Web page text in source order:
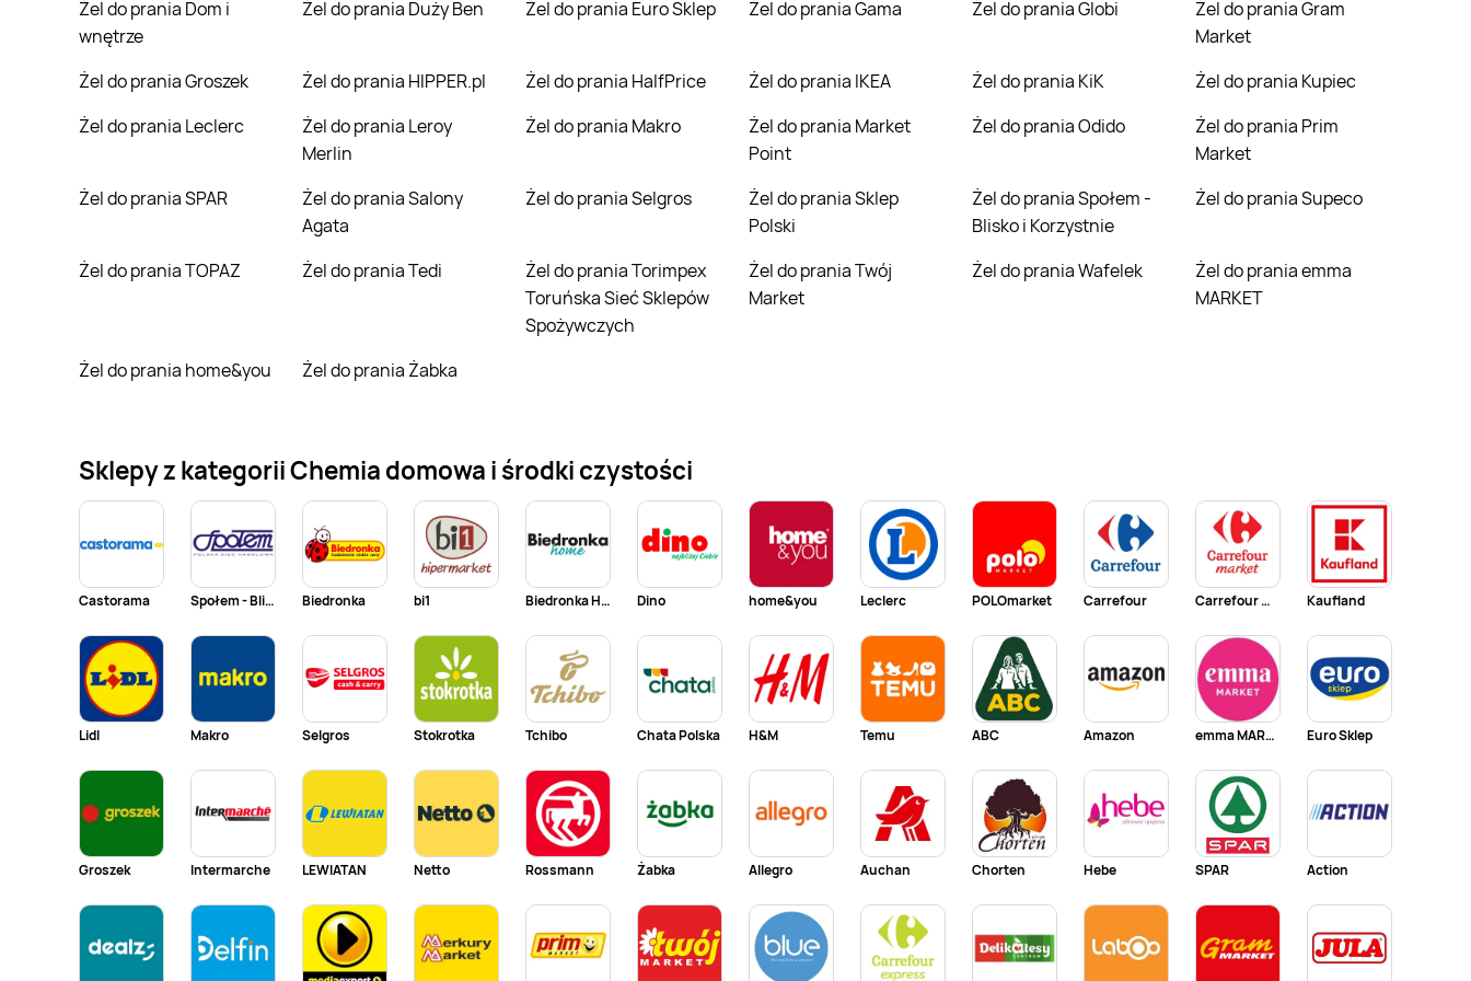
Żel do prania Dom i
wnętrze
Żel do prania Duży Ben Żel do prania Euro Sklep Żel do prania Gama Żel do prania Globi
Żel do prania Gram
Market
Żel do prania Groszek
Żel do prania HIPPER.pl Żel do prania HalfPrice Żel do prania IKEA Żel do prania KiK
Żel do prania Kupiec
Żel do prania Leclerc
Żel do prania Leroy
Merlin
Żel do prania Makro
Żel do prania Market
Point
Żel do prania Odido
Żel do prania Prim
Market
Żel do prania SPAR
Żel do prania Salony
Agata
Żel do prania Selgros
Żel do prania Sklep
Polski
Żel do prania Społem -
Blisko i Korzystnie
Żel do prania Supeco
Żel do prania TOPAZ Żel do prania Tedi
Żel do prania Torimpex
Toruńska Sieć Sklepów
Spożywczych
Żel do prania Twój
Market
Żel do prania Wafelek
Żel do prania emma
MARKET
Żel do prania home&you Żel do prania Żabka
Sklepy z kategorii Chemia domowa i środki czystości
Castorama Społem - Blisko i Korzystnie Biedronka bi1 Biedronka Home Dino home&you Leclerc POLOmarket Carrefour Carrefour Market Kaufland
Lidl Makro Selgros Stokrotka Tchibo Chata Polska H&M Temu ABC Amazon emma MARKET Euro Sklep
Groszek Intermarche LEWIATAN Netto Rossmann Żabka Allegro Auchan Chorten Hebe SPAR Action